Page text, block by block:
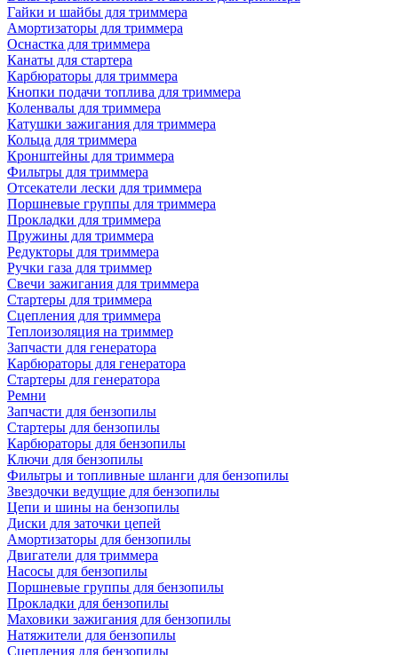
Гайки и шайбы для триммера
Амортизаторы для триммера
Оснастка для триммера
Канаты для стартера
Карбюраторы для триммера
Кнопки подачи топлива для триммера
Коленвалы для триммера
Катушки зажигания для триммера
Кольца для триммера
Кронштейны для триммера
Фильтры для триммера
Отсекатели лески для триммера
Поршневые группы для триммера
Прокладки для триммера
Пружины для триммера
Редукторы для триммера
Ручки газа для триммер
Свечи зажигания для триммера
Стартеры для триммера
Сцепления для триммера
Теплоизоляция на триммер
Запчасти для генератора
Карбюраторы для генератора
Стартеры для генератора
Ремни
Запчасти для бензопилы
Стартеры для бензопилы
Карбюраторы для бензопилы
Ключи для бензопилы
Фильтры и топливные шланги для бензопилы
Звездочки ведущие для бензопилы
Цепи и шины на бензопилы
Диски для заточки цепей
Амортизаторы для бензопилы
Двигатели для триммера
Насосы для бензопилы
Поршневые группы для бензопилы
Прокладки для бензопилы
Маховики зажигания для бензопилы
Натяжители для бензопилы
Сцепления для бензопилы